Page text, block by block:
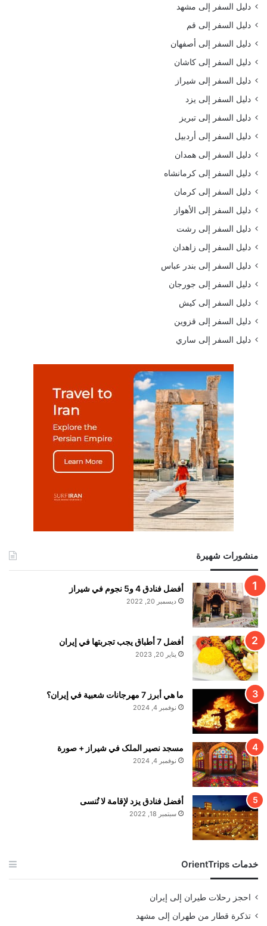
دليل السفر إلى مشهد
دليل السفر إلى قم
دليل السفر إلى أصفهان
دليل السفر إلى كاشان
دليل السفر إلى شيراز
دليل السفر إلى يزد
دليل السفر إلى تبريز
دليل السفر إلى أردبيل
دليل السفر إلى همدان
دليل السفر إلى كرمانشاه
دليل السفر إلى كرمان
دليل السفر إلى الأهواز
دليل السفر إلى رشت
دليل السفر إلى زاهدان
دليل السفر إلى بندر عباس
دليل السفر إلى جورجان
دليل السفر إلى كيش
دليل السفر إلى قزوين
دليل السفر إلى ساري
منشورات شهيرة
أفضل فنادق 4 و5 نجوم في شيراز
ديسمبر 20, 2022
أفضل 7 أطباق يجب تجربتها في إيران
يناير 20, 2023
ما هي أبرز 7 مهرجانات شعبية في إيران؟
نوفمبر 4, 2024
مسجد نصير الملک في شيراز + صورة
نوفمبر 4, 2024
أفضل فنادق يزد لإقامة لا تُنسى
سبتمبر 18, 2022
خدمات OrientTrips
احجز رحلات طيران إلى إيران
تذكرة قطار من طهران إلى مشهد